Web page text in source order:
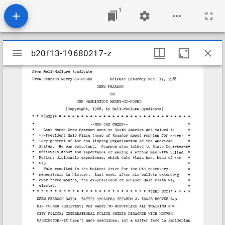
1
Mirador
viewer
b20f13-19680217-z
b20f13-19680217-z